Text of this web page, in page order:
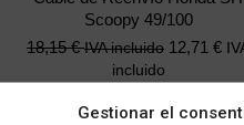
Gestionar el
Scoopy 49/100
18,15€ IVA incluido 12,71 €
incluido